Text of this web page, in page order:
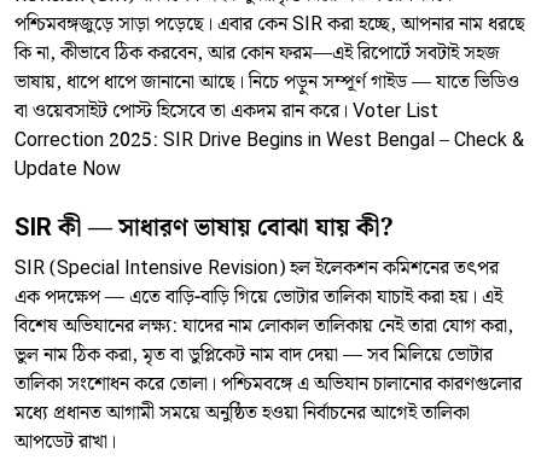
পশ্চিমবঙ্গজুড়ে সাড়া পড়েছে। এবার কেন SIR করা হচ্ছে, আপনার নাম ধরছে
কি না, কীভাবে ঠিক করবেন, আর কোন ফরম—এই রিপোর্টে সবটাই সহজ
ভাষায়, ধাপে ধাপে জানানো আছে। নিচে পড়ুন সম্পূর্ণ গাইড — যাতে ভিডিও
বা ওয়েবসাইট পোস্ট হিসেবে তা একদম রান করে। Voter List
Correction 2025: SIR Drive Begins in West Bengal – Check &
Update Now
SIR কী — সাধারণ ভাষায় বোঝা যায় কী?
SIR (Special Intensive Revision) হল ইলেকশন কমিশনের তৎপর
এক পদক্ষেপ — এতে বাড়ি-বাড়ি গিয়ে ভোটার তালিকা যাচাই করা হয়। এই
বিশেষ অভিযানের লক্ষ্য: যাদের নাম লোকাল তালিকায় নেই তারা যোগ করা,
ভুল নাম ঠিক করা, মৃত বা ডুপ্লিকেট নাম বাদ দেয়া — সব মিলিয়ে ভোটার
তালিকা সংশোধন করে তোলা। পশ্চিমবঙ্গে এ অভিযান চালানোর কারণগুলোর
মধ্যে প্রধানত আগামী সময়ে অনুষ্ঠিত হওয়া নির্বাচনের আগেই তালিকা
আপডেট রাখা।